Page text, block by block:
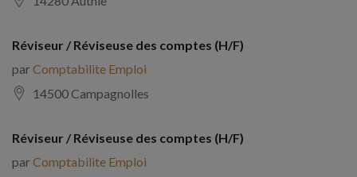
Réviseur / Réviseuse des comptes (H/F)
parComptabilite Emploi
14500 Campagnolles
Réviseur / Réviseuse des comptes (H/F)
parComptabilite Emploi